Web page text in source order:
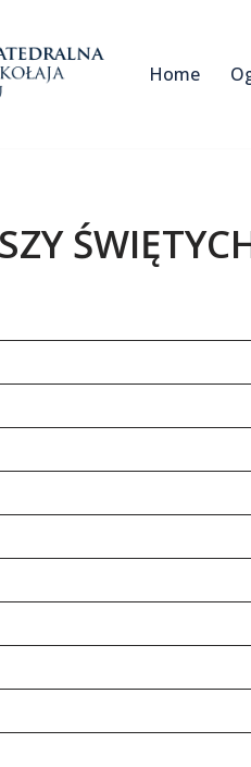
Home